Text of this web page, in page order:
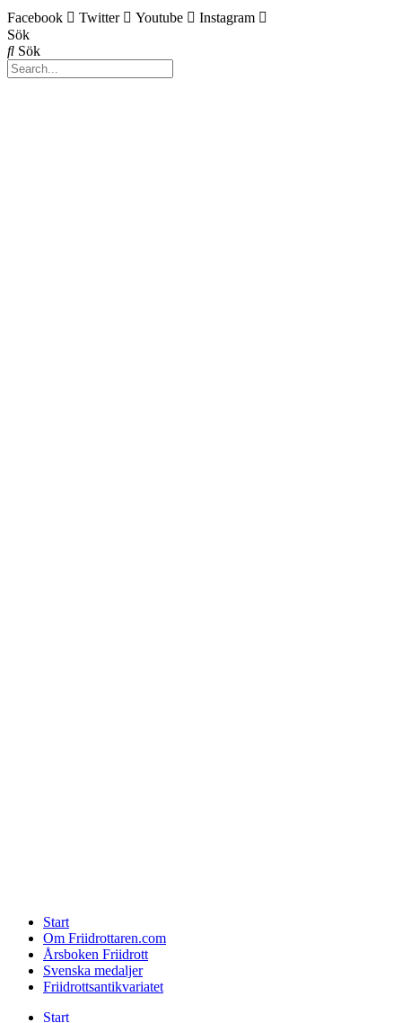
Facebook Twitter Youtube
Instagram
Sök
Sök
Start
Om Friidrottaren.com
Årsboken Friidrott
Svenska medaljer
Friidrottsantikvariatet
Start